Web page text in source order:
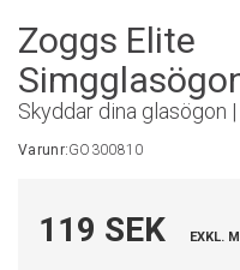
Zoggs Elite
Skyddar dina glasögon
Varunr:GO300810
119 SEK EXKL.